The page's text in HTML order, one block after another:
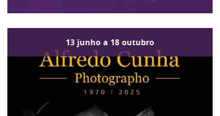
13 junho a 18 outubro